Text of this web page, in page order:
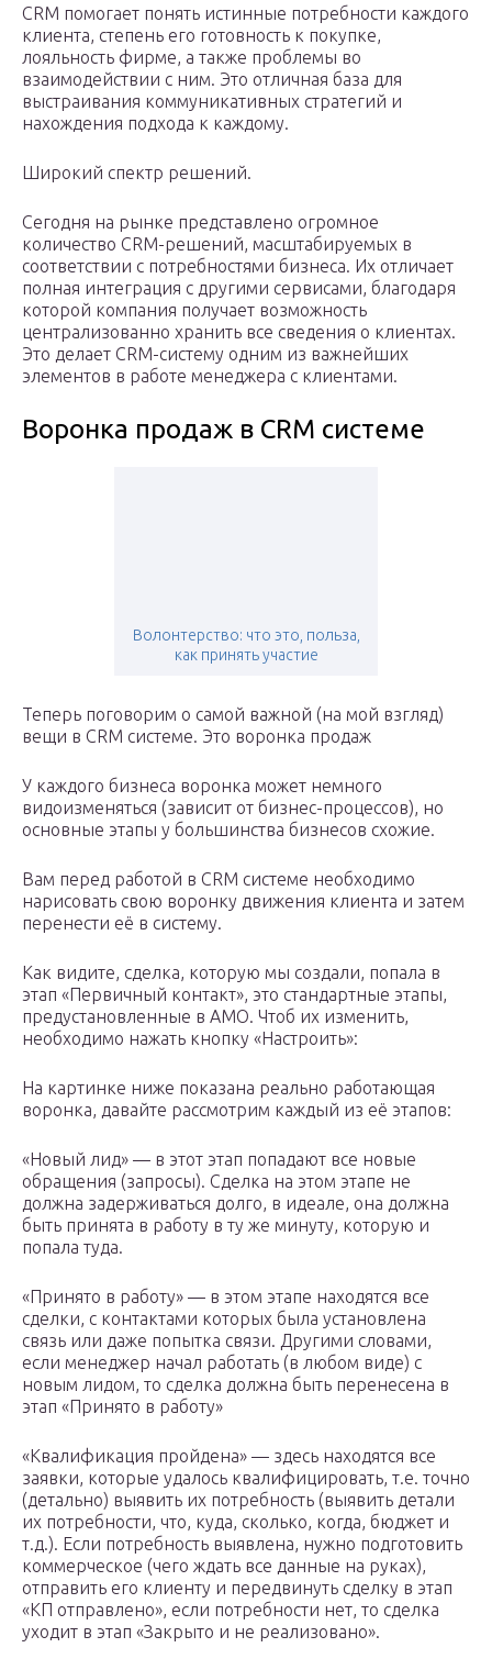
CRM помогает понять истинные потребности каждого
клиента, степень его готовность к покупке,
лояльность фирме, а также проблемы во
взаимодействии с ним. Это отличная база для
выстраивания коммуникативных стратегий и
нахождения подхода к каждому.
Широкий спектр решений.
Сегодня на рынке представлено огромное
количество CRM-решений, масштабируемых в
соответствии с потребностями бизнеса. Их отличает
полная интеграция с другими сервисами, благодаря
которой компания получает возможность
централизованно хранить все сведения о клиентах.
Это делает CRM-систему одним из важнейших
элементов в работе менеджера с клиентами.
Воронка продаж в CRM системе
Волонтерство: что это, польза,
как принять участие
Теперь поговорим о самой важной (на мой взгляд)
вещи в CRM системе. Это воронка продаж
У каждого бизнеса воронка может немного
видоизменяться (зависит от бизнес-процессов), но
основные этапы у большинства бизнесов схожие.
Вам перед работой в CRM системе необходимо
нарисовать свою воронку движения клиента и затем
перенести её в систему.
Как видите, сделка, которую мы создали, попала в
этап «Первичный контакт», это стандартные этапы,
предустановленные в АМО. Чтоб их изменить,
необходимо нажать кнопку «Настроить»:
На картинке ниже показана реально работающая
воронка, давайте рассмотрим каждый из её этапов:
«Новый лид» — в этот этап попадают все новые
обращения (запросы). Сделка на этом этапе не
должна задерживаться долго, в идеале, она должна
быть принята в работу в ту же минуту, которую и
попала туда.
«Принято в работу» — в этом этапе находятся все
сделки, с контактами которых была установлена
связь или даже попытка связи. Другими словами,
если менеджер начал работать (в любом виде) с
новым лидом, то сделка должна быть перенесена в
этап «Принято в работу»
«Квалификация пройдена» — здесь находятся все
заявки, которые удалось квалифицировать, т.е. точно
(детально) выявить их потребность (выявить детали
их потребности, что, куда, сколько, когда, бюджет и
т.д.). Если потребность выявлена, нужно подготовить
коммерческое (чего ждать все данные на руках),
отправить его клиенту и передвинуть сделку в этап
«КП отправлено», если потребности нет, то сделка
уходит в этап «Закрыто и не реализовано».